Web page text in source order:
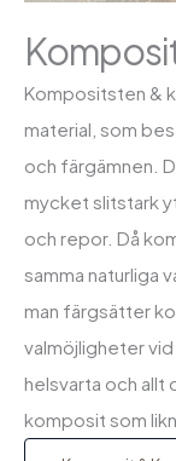
Kompositsten &
material, som
och färgämnen.
mycket slitstark
och repor. Då
samma naturliga
man färgsätter
valmöjligheter vid
helsvarta och allt
komposit som